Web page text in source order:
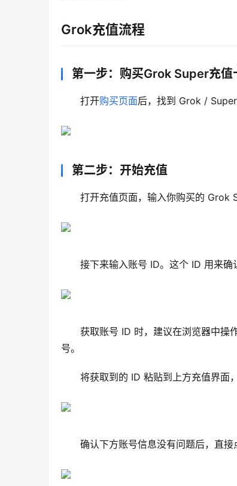
Grok充值流程
第一步：购买Grok Super充值
打开购买页面后，找到 Grok /
第二步：开始充值
打开充值页面，输入你购买的 Grok
接下来输入账号 ID。这个 ID 用来确
获取账号 ID 时，建议在浏览器中操
号。
将获取到的 ID 粘贴到上方充值界面
确认下方账号信息没有问题后，直接